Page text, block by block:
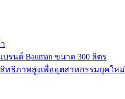
บรนด์ Bauman ขนาด 300 ลิตร
สิทธิภาพสูงเพื่ออุตสาหกรรมยุคใหม่